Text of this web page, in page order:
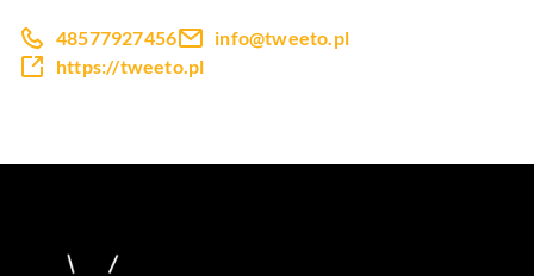
48577927456
info@tweeto.pl
https://tweeto.pl